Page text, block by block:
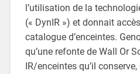
l’utilisation de la
(« DynIR ») et donnait
catalogue d’enceintes.
qu’une refonte de Wall Or
IR/enceintes qu’il